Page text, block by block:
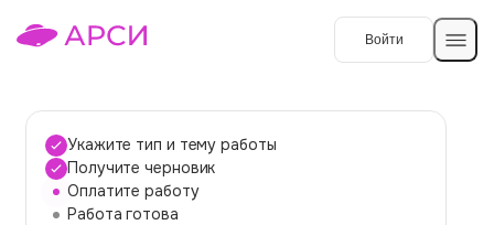
Войти
Темы работ
Укажите тип и тему работы
Получите черновик
Оплатите работу
Работа готова